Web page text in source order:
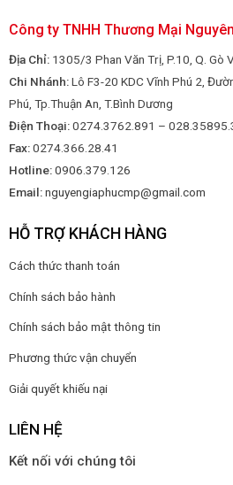
Công ty TNHH Thương Mại
Địa Chỉ:1305/3 Phan Văn Trị, P.10, Q. Gò
Chi Nhánh:Lô F3-20 KDC Vĩnh Phú 2,
Phú, Tp.Thuận An, T.Bình Dương
Điện Thoại:0274.3762.891 –
Fax:0274.366.28.41
Hotline: 0906.379.126
Email: nguyengiaphucmp@gmail.com
HỖ TRỢ KHÁCH HÀNG
Cách thức thanh toán
Chính sách bảo hành
Chính sách bảo mật thông tin
Phương thức vận chuyển
Giải quyết khiếu nại
LIÊN HỆ
Kết nối với chúng tôi